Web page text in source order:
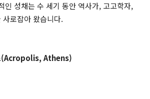
인 성채는 수 세기 동안 역사가, 고고학자,
로잡아 왔습니다.
(Acropolis, Athens)